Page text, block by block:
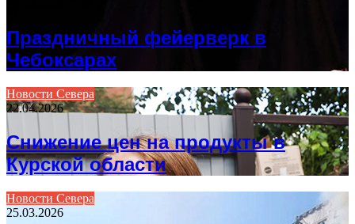
Праздничный фейерверк в
Чебоксарах
Новости Севера
22.04.2026
Снижение цен на продукты в
Курской области
Новости Севера
25.03.2026